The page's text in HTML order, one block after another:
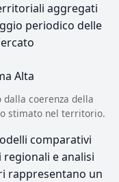
aggregati
periodico delle
Alta
coerenza della
stimato nel territorio.
comparativi
e analisi
rappresentano un